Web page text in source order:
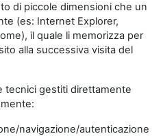
di piccole dimensioni che un
(es: Internet Explorer,
il quale li memorizza per
alla successiva visita del
tecnici gestiti direttamente
navigazione/autenticazione